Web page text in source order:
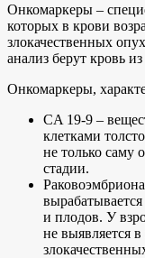
Онкомаркеры –
которых в крови
злокачественных
анализ берут кровь
Онкомаркеры,
СA 19-9 –
клетками
не только саму
стадии.
и плодов. У
не выявляется